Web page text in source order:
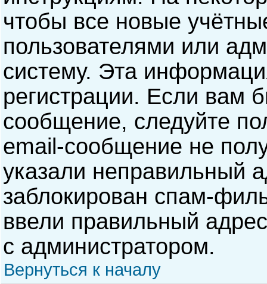
чтобы все новые
пользователями или
систему. Эта
регистрации. Если вам
сообщение, следуйте
email-сообщение не
указали неправильный
заблокирован спам-
ввели правильный
с администратором.
Вернуться к началу